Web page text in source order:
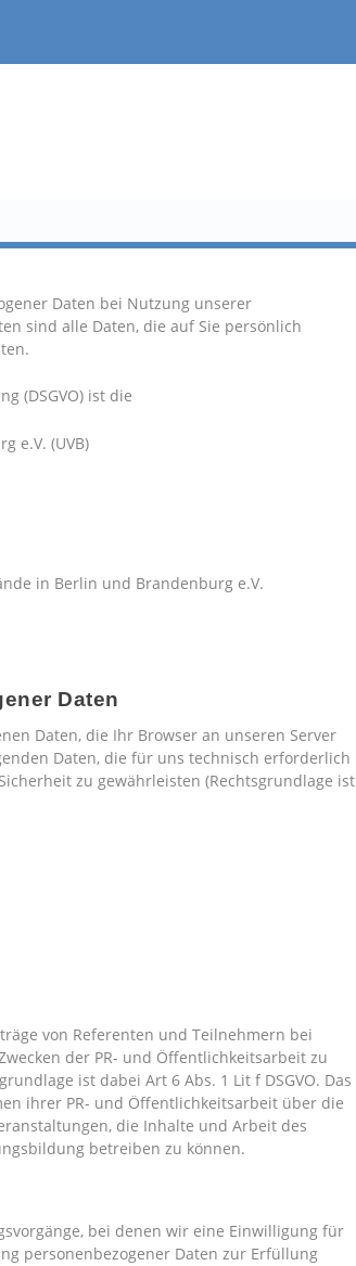
Daten bei Nutzung unserer
sind alle Daten, die auf Sie persönlich
(DSGVO) ist die
e.V. (UVB)
in Berlin und Brandenburg e.V.
Daten
Daten, die Ihr Browser an unseren Server
Daten, die für uns technisch erforderlich
zu gewährleisten (Rechtsgrundlage ist
von Referenten und Teilnehmern bei
der PR- und Öffentlichkeitsarbeit zu
ist dabei Art 6 Abs. 1 Lit f DSGVO. Das
ihrer PR- und Öffentlichkeitsarbeit über die
die Inhalte und Arbeit des
betreiben zu können.
bei denen wir eine Einwilligung für
personenbezogener Daten zur Erfüllung